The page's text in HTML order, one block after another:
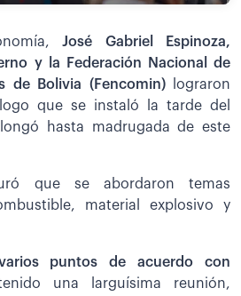
José Gabriel Espinoza,
y la Federación Nacional de
de Bolivia (Fencomin)lograron
que se instaló la tarde del
hasta madrugada de este
que se abordaron temas
material explosivo y
puntos de acuerdo con
una larguísima reunión,